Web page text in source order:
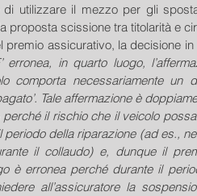
di utilizzare il mezzo per gli
proposta scissione tra titolarità e
premio assicurativo, la decisione
erronea, in quarto luogo,
comporta necessariamente un
Tale affermazione è
il rischio che il veicolo
periodo della riparazione (ad es.,
il collaudo) e, dunque il
è erronea perché durante il
all’assicuratore la